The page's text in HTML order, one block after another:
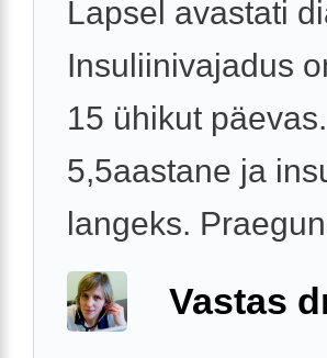
Lapsel avastati
Insuliinivajadus
15 ühikut
5,5aastane ja
langeks.
Vastas